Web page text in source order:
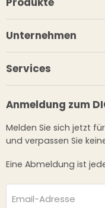
Unternehmen
Services
Anmeldung zum
Melden Sie sich jetzt
und verpassen Sie
Eine Abmeldung ist
Email-Adresse